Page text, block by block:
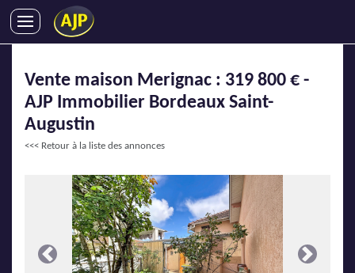
VENTES
LOCATIONS
GESTION LOCATIVE
IMMOBILIER NEUF
LOCATIONS DE VACANCES
ENTREPRISES
Vente maison Merignac : 319 800 € -
AJP Immobilier Bordeaux Saint-
Augustin
<<< Retour à la liste des annonces
Précédente Suivante